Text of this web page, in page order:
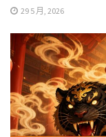
29 5 月, 2026